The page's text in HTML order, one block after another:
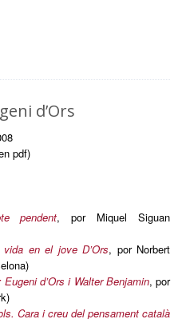
d’Ors
pdf)
pendent, por Miquel Siguan
en el jove D’Ors, por Norbert
d’Ors i Walter Benjamin, por
Cara i creu del pensament català